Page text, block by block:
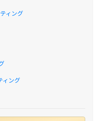
ィング
ィング